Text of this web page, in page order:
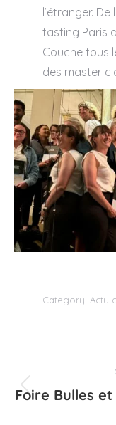
l’étranger.
tasting Paris
Couche tous
des master
Category: Actu
de
Foire Bulles